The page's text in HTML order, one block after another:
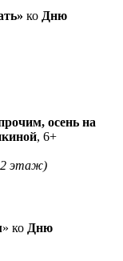
ко Дню
осень на
, 6+
2 этаж)
» ко Дню